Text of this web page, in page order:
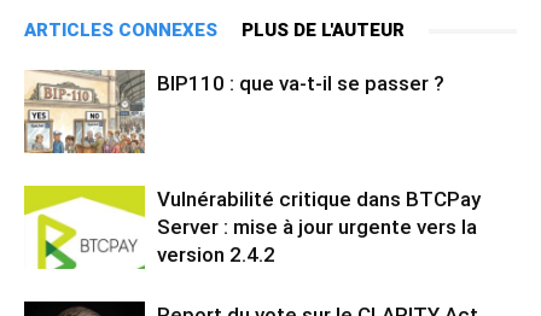
ARTICLES CONNEXES PLUS DE L'AUTEUR
BIP110 : que va-t-il se passer ?
Vulnérabilité critique dans BTCPay
Server : mise à jour urgente vers la
version 2.4.2